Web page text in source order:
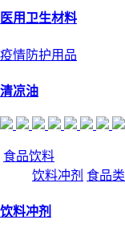
医用卫生材料
疫情防护用品
清凉油
食品饮料
饮料冲剂 食品类
饮料冲剂